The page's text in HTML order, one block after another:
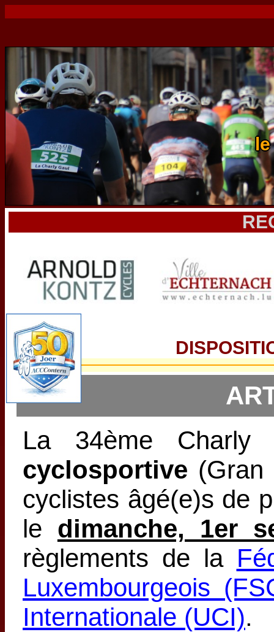
le
La 34ème
cyclosportive
cyclistes âgé(e)s de
le dimanche, 1er
règlements de la
Luxembourgeois
Internationale (UCI).